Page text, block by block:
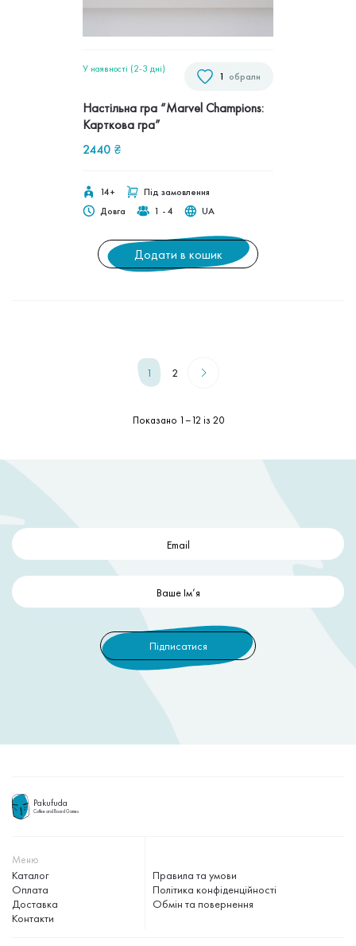
обрали
1
У наявності (2-3 дні)
Настільна гра “Marvel Champions:
Карткова гра”
2440 ₴
14+
Під замовлення
Довга
1 - 4 UA
Додати в кошик
1 2
Показано 1–12 із 20
Pakufuda
Coffee and Board Games
Меню
Каталог
Оплата
Доставка
Контакти
Правила та умови
Політика конфіденційності
Обмін та повернення